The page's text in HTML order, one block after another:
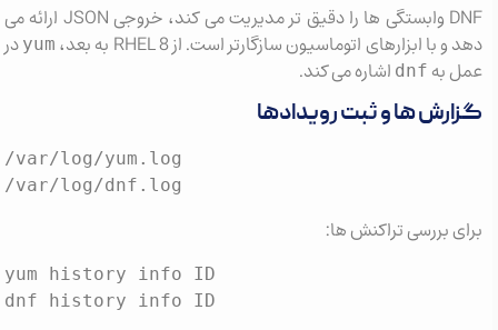
DNF وابستگی ها را دقیق تر مدیریت می کند، خروجی JSON ارائه می
دهد و با ابزارهای اتوماسیون سازگارتر است. از RHEL 8 به بعد،
yumدر
عمل بهdnfاشاره می کند.
گزارش ها و ثبت رویدادها
/var/log/yum.log
/var/log/dnf.log
برای بررسی تراکنش ها:
yum history info ID
dnf history info ID